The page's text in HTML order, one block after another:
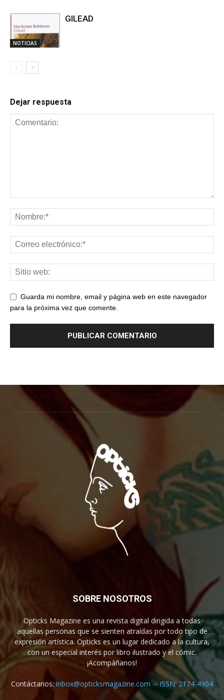
NOTICIAS
GILEAD
Dejar respuesta
Guarda mi nombre, email y página web en este navegador
para la próxima vez que comente.
SOBRE NOSOTROS
Opticks Magazine es una revista digital dirigida a todas
aquellas personas que se sienten atraídas por todo tipo de
expresión artística. Opticks es un lugar dedicado a la cultura,
con un especial interés por libro ilustrado y el cómic.
¡Acompáñanos!
Contáctanos:inbox@opticksmagazine.com -- ISSN: 2174-4904